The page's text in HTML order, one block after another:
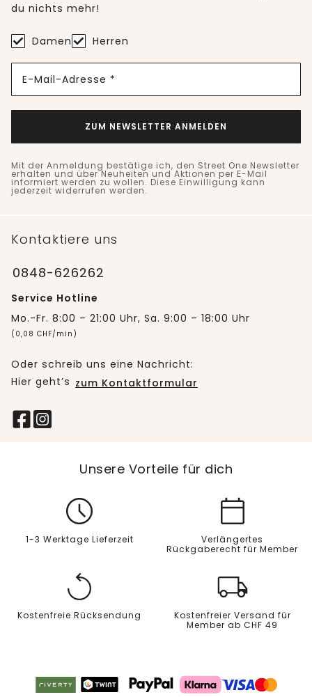
du nichts mehr!
Damen Herren
E-Mail-Adresse *
ZUM NEWSLETTER ANMELDEN
Mit der Anmeldung bestätige ich, den Street One Newsletter
erhalten und über Neuheiten und Aktionen per E-Mail
informiert werden zu wollen. Diese Einwilligung kann
jederzeit widerrufen werden.
Kontaktiere uns
0848-626262
Service Hotline
Mo.-Fr. 8:00 – 21:00 Uhr, Sa. 9:00 – 18:00 Uhr
(0,08 CHF/min)
Oder schreib uns eine Nachricht:
Hier geht’s zum Kontaktformular
Unsere Vorteile für dich
1-3 Werktage Lieferzeit
Verlängertes
Rückgaberecht für Member
Kostenfreie Rücksendung
Kostenfreier Versand für
Member ab CHF 49